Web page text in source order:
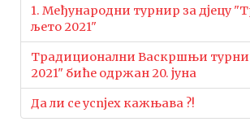
1. Међународни турнир за дјецу
љето 2021"
Традиционални Васкршњи
2021" биће одржан 20. јуна
Да ли се успјех кажњава ?!